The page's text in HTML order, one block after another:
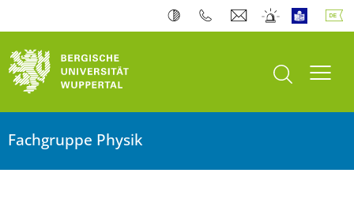
Suche öffnen
Fachgruppe Physik